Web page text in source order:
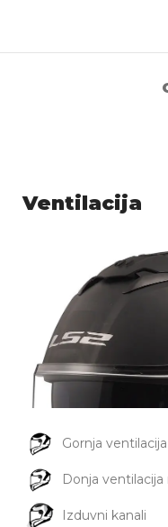
Ventilacija
Gornja
Donja ventilacija
Izduvni kanali